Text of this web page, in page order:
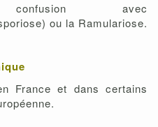
avec
ou la Ramulariose.
France et dans certains